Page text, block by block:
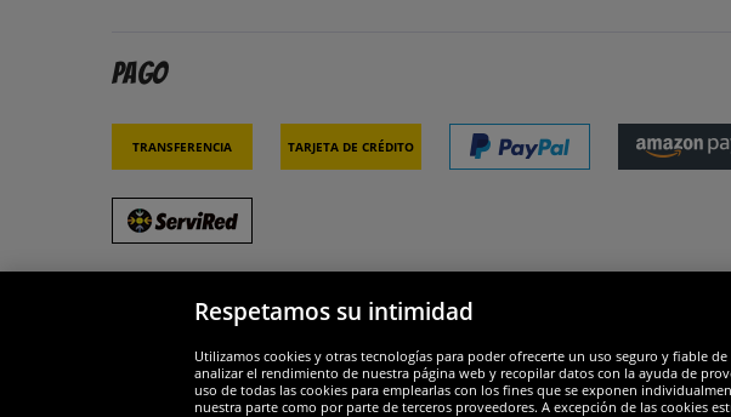
Pago
Transferencia Tarjeta de crédito
Respetamos su intimidad
Utilizamos cookies y otras tecnologías para poder ofrecerte un uso seguro y fiable
analizar el rendimiento de nuestra página web y recopilar datos con la ayuda de
uso de todas las cookies para emplearlas con los fines que se exponen
nuestra parte como por parte de terceros proveedores. A excepción de las cookies